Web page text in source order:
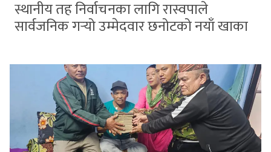
स्थानीय तह निर्वाचनका लागि रास्वपाले
सार्वजनिक गर्‍यो उम्मेदवार छनोटको नयाँ खाका